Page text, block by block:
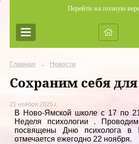
Перейти на полную
Главная → Новости
Сохраним себя
21 ноября 2025 г.
В Ново-Ямской школе с 17 по
Неделя психологии .
посвящены Дню психолога в
отмечается ежегодно 22 ноября.